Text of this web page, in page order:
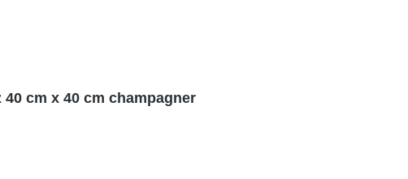
cm x 40 cm champagner